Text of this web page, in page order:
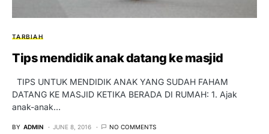
TARBIAH
Tips mendidik anak datang ke masjid
TIPS UNTUK MENDIDIK ANAK YANG SUDAH FAHAM
DATANG KE MASJID KETIKA BERADA DI RUMAH: 1. Ajak
anak-anak…
BY ADMIN JUNE 8, 2016 NO COMMENTS